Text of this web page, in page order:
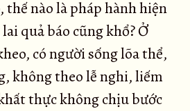
thế nào là pháp hành hiện
quả báo cũng khổ? Ở
có người sống lõa thể,
không theo lễ nghi, liếm
thực không chịu bước